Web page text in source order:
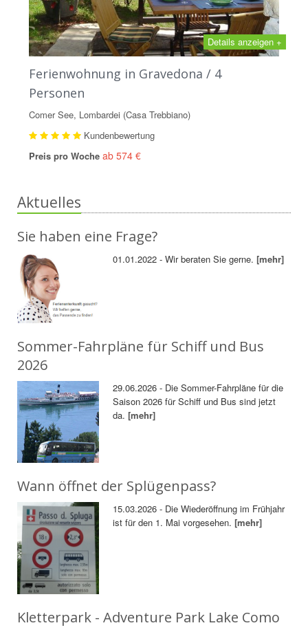
Details anzeigen +
Ferienwohnung in Gravedona / 4
Personen
Comer See, Lombardei (Casa Trebbiano)
Kundenbewertung
Preis pro Woche ab 574 €
Aktuelles
Sie haben eine Frage?
01.01.2022 - Wir beraten Sie gerne.[mehr]
Sommer-Fahrpläne für Schiff und Bus
2026
29.06.2026 - Die Sommer-Fahrpläne für die
Saison 2026 für Schiff und Bus sind jetzt
da.[mehr]
Wann öffnet der Splügenpass?
15.03.2026 - Die Wiederöffnung im Frühjahr
ist für den 1. Mai vorgesehen.[mehr]
Kletterpark - Adventure Park Lake Como